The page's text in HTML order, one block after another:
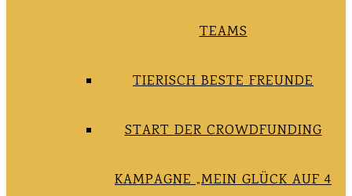
TEAMS
TIERISCH BESTE FREUNDE
START DER CROWDFUNDING
KAMPAGNE „MEIN GLÜCK AUF 4